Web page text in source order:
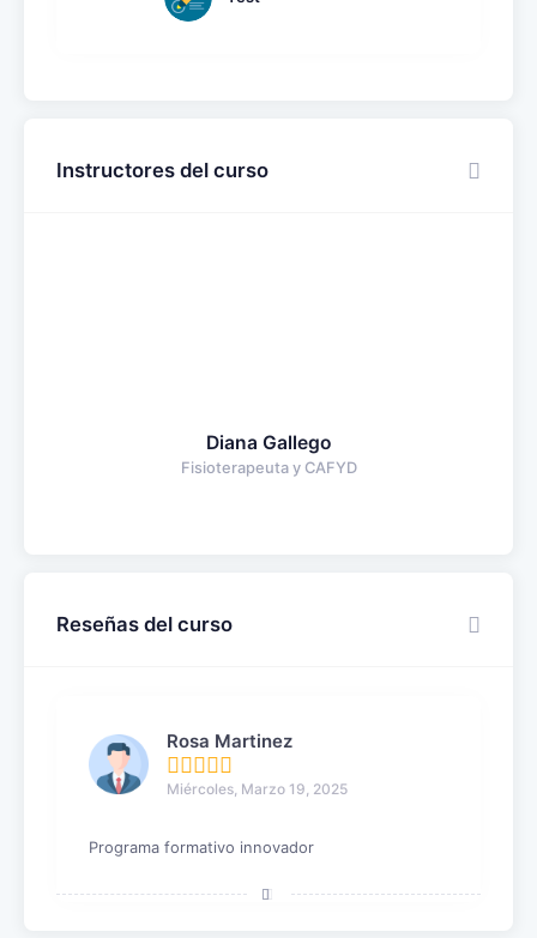
Instructores del curso
Diana Gallego
Fisioterapeuta y CAFYD
Reseñas del curso
Rosa Martinez
Miércoles, Marzo 19, 2025
Programa formativo innovador